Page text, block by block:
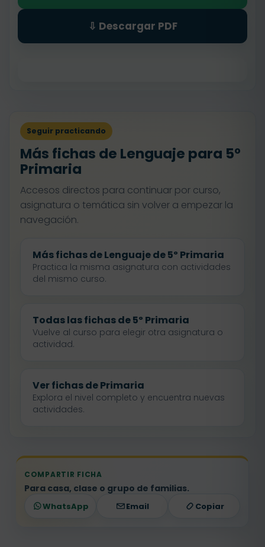
⇩ Descargar PDF
Seguir practicando
Más fichas de Lenguaje para 5º
Primaria
Accesos directos para continuar por curso,
asignatura o temática sin volver a empezar la
navegación.
Más fichas de Lenguaje de 5º Primaria
Practica la misma asignatura con actividades
del mismo curso.
Todas las fichas de 5º Primaria
Vuelve al curso para elegir otra asignatura o
actividad.
Ver fichas de Primaria
Explora el nivel completo y encuentra nuevas
actividades.
COMPARTIR FICHA
Para casa, clase o grupo de familias.
WhatsApp Email Copiar